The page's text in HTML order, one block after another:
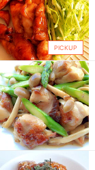
PICKUP